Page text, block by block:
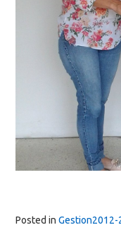
Posted in Gestion2012-